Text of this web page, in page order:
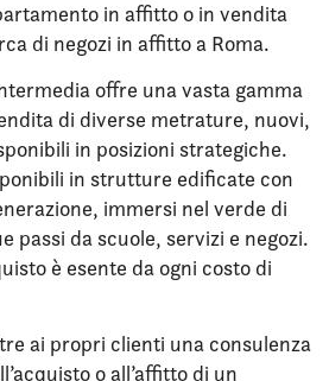
in affitto o in vendita
di negozi in affitto a Roma.
offre una vasta gamma
di diverse metrature, nuovi,
in posizioni strategiche.
in strutture edificate con
immersi nel verde di
passi da scuole, servizi e negozi.
è esente da ogni costo di
ai propri clienti una consulenza
o all’affitto di un